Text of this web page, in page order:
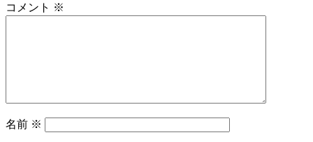
コメント ※
名前 ※